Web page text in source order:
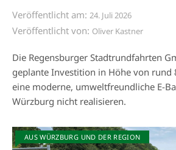
Veröffentlicht am: 24. Juli 2026
Veröffentlicht von: Oliver Kastner
Die Regensburger Stadtrundfahrten
geplante Investition in Höhe von rund
eine moderne, umweltfreundliche E-
Würzburg nicht realisieren.
AUS WÜRZBURG UND DER REGION